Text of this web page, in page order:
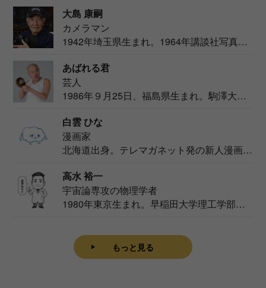
大島 康嗣
カメラマン
1942年埼玉県生まれ。1964年講談社写真部
あばれる君
芸人
1986年９月25日、福島県生まれ。駒澤大学
白雲 ひな
漫画家
北海道出身。テレマガネット発の新人漫画
高水 裕一
宇宙論専攻の物理学者
1980年東京生まれ。早稲田大学理工学部物
もっと見る